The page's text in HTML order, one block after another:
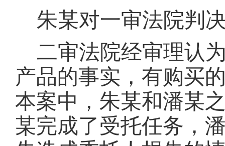
朱某对一审法院判
二审法院经审理认
产品的事实，有购买
本案中，朱某和潘某
某完成了受托任务，